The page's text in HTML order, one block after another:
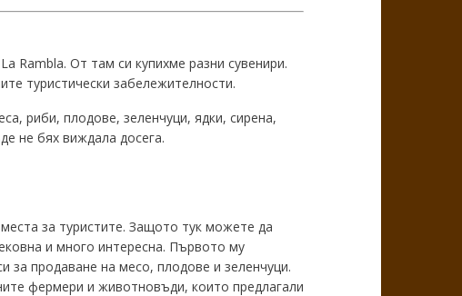
Rambla. От там си купихме разни сувенири.
туристически забележителности.
риби, плодове, зеленчуци, ядки, сирена,
не бях виждала досега.
за туристите. Защото тук можете да
и много интересна. Първото му
за продаване на месо, плодове и зеленчуци.
фермери и животновъди, които предлагали